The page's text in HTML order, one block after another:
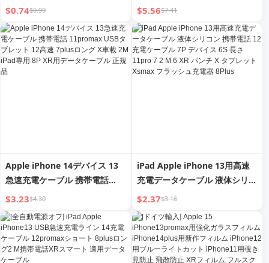
11充電 Maxシングルヘッド 6S
フラッシュ充電 大胆な亜鉛合金
12フラッシュ充電 2M 8plus 携
帯電話 13充電器 XR充電ケーブ
ル
$0.74$0.99
ーブル 13 Apple 12充電ケーブ
ル PDフラッシュ充電 11携帯電
話 8plus 長さ2M iPad正規品
XR/Xs充電 7オリジナルシング
ルヘッド 6
$5.56$7.41
Apple iPhone 14デバイス 13
急速充電ケーブル 携帯電話
11promax USBタブレット 12
高速 7plusロング X車載 2M
iPad専用 8P XR用データケーブ
ル 正規品
$3.23$4.30
iPad Apple iPhone 13用高速
充電データケーブル 液体シリコ
ン 携帯電話 12 充電ケーブル
7P デバイス 6S 長さ 11pro 7 2
M 6 XR パンチ X タブレット
Xsmax フラッシュ充電器
8Plus
$2.37$3.16